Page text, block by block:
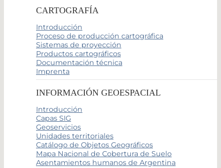
CARTOGRAFÍA
Introducción
Proceso de producción cartográfica
Sistemas de proyección
Productos cartográficos
Documentación técnica
Imprenta
INFORMACIÓN GEOESPACIAL
Introducción
Capas SIG
Geoservicios
Unidades territoriales
Catálogo de Objetos Geográficos
Mapa Nacional de Cobertura de Suelo
Asentamientos humanos de Argentina